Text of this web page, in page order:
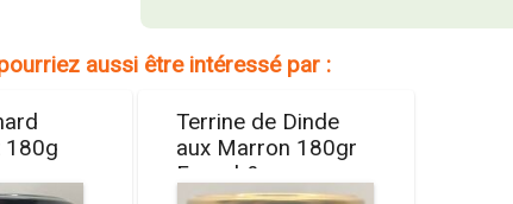
aussi être intéressé par :
180g
Terrine de Dinde
aux Marron 180gr
Fourch&co